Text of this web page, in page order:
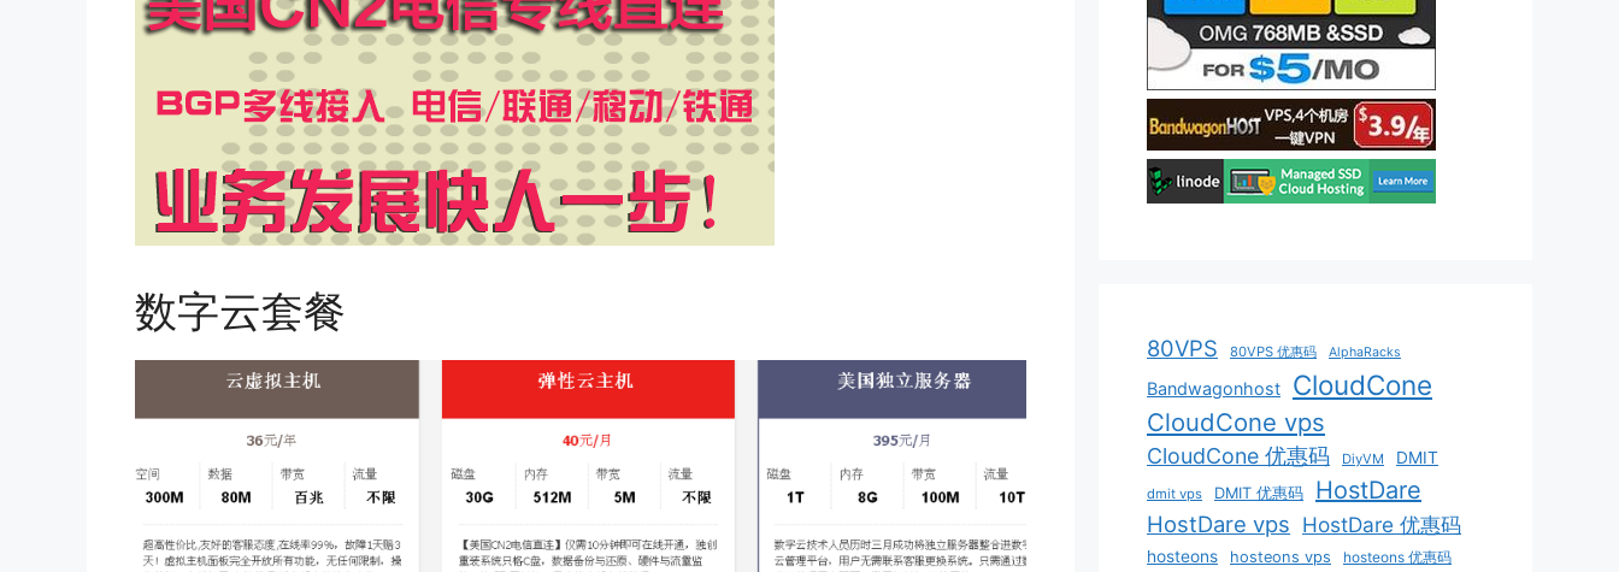
数字云套餐
80VPS 80VPS 优惠码 AlphaRacks
Bandwagonhost CloudCone
CloudCone vps
CloudCone 优惠码 DiyVM DMIT
dmit vps DMIT 优惠码 HostDare
HostDare vps HostDare 优惠码
hosteons hosteons vps
hosteons 优惠码